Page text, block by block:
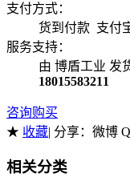
支付方式：
货到付款 支付
服务支持：
由 博盾工业 发
18015583211
咨询购买
★ 收藏| 分享： 微博
相关分类